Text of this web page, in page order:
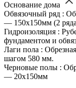
Основание дома
Обвязочный ряд :
— 150х150мм (2
Гидроизоляция :
фундаментом и
Лаги пола :
шагом 580 мм.
Черновые полы :
— 20х150мм